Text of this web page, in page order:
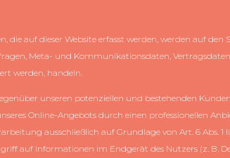
die auf dieser Website erfasst werden, werden auf den
Meta- und Kommunikationsdaten,
werden, handeln.
unseren potenziellen und bestehenden Kunden
Online-Angebots durch einen professionellen
ausschließlich auf Grundlage von Art. 6 Abs. 1 lit.
auf Informationen im Endgerät des Nutzers (z. B.